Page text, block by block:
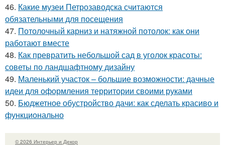
46. Какие музеи Петрозаводска считаются
обязательными для посещения
47. Потолочный карниз и натяжной потолок: как они
работают вместе
48. Как превратить небольшой сад в уголок красоты:
советы по ландшафтному дизайну
49. Маленький участок – большие возможности: дачные
идеи для оформления территории своими руками
50. Бюджетное обустройство дачи: как сделать красиво и
функционально
© 2026 Интерьер и Декор